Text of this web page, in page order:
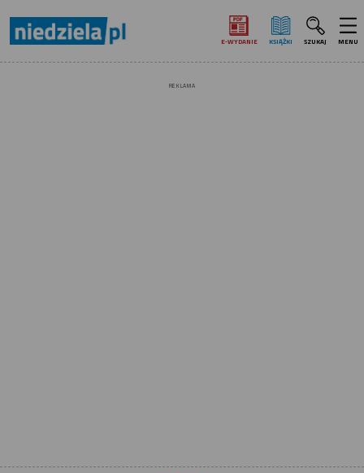
E‑WYDANIE KSIĄŻKI SZUKAJ MENU
REKLAMA